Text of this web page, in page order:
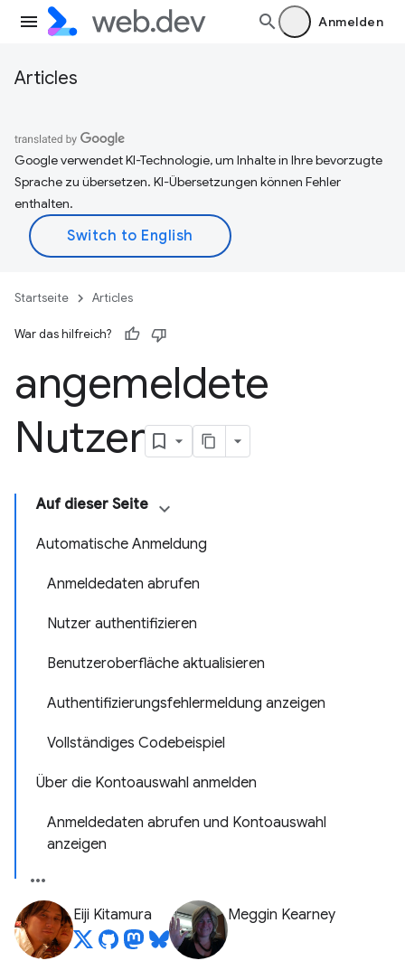
Anmelden
Articles
Google verwendet KI-Technologie, um Inhalte in Ihre bevorzugte
Sprache zu übersetzen. KI-Übersetzungen können Fehler
enthalten.
Startseite Articles
War das hilfreich?
angemeldete
Nutzer
Auf dieser Seite
Automatische Anmeldung
Anmeldedaten abrufen
Nutzer authentifizieren
Benutzeroberfläche aktualisieren
Authentifizierungsfehlermeldung anzeigen
Vollständiges Codebeispiel
Über die Kontoauswahl anmelden
Anmeldedaten abrufen und Kontoauswahl
anzeigen
Eiji Kitamura Meggin Kearney